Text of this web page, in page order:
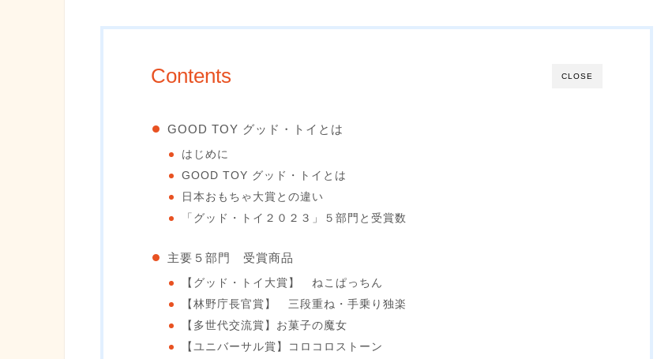
CLOSE
Contents
GOOD TOY グッド・トイとは
はじめに
GOOD TOY グッド・トイとは
日本おもちゃ大賞との違い
「グッド・トイ２０２３」５部門と受賞数
主要５部門 受賞商品
【グッド・トイ大賞】 ねこぱっちん
【林野庁長官賞】 三段重ね・手乗り独楽
【多世代交流賞】お菓子の魔女
【ユニバーサル賞】コロコロストーン